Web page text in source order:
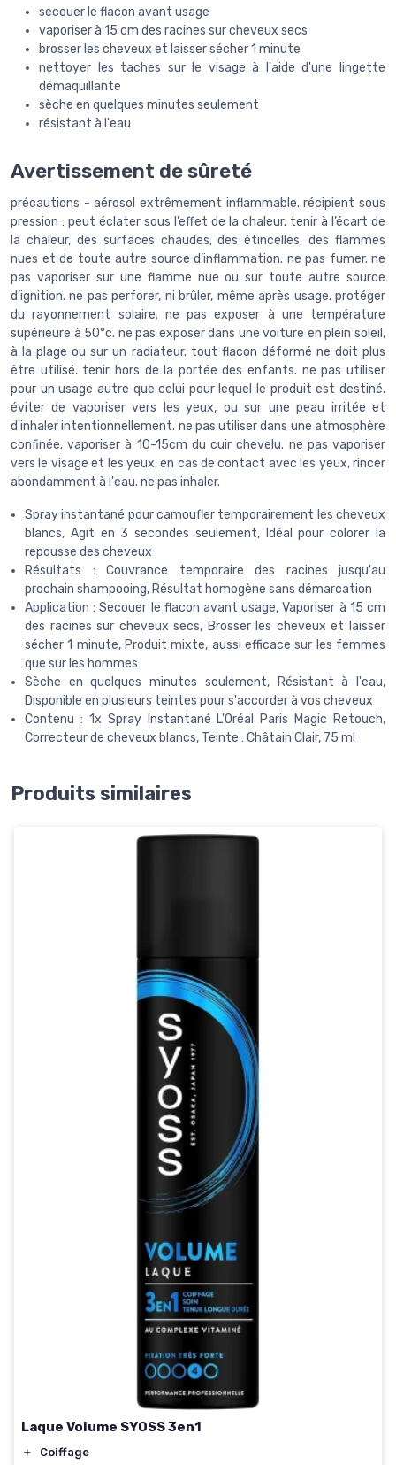
secouer le flacon avant usage
vaporiser à 15 cm des racines sur cheveux secs
brosser les cheveux et laisser sécher 1 minute
nettoyer les taches sur le visage à l'aide d'une lingette
démaquillante
sèche en quelques minutes seulement
résistant à l'eau
Avertissement de sûreté
précautions - aérosol extrêmement inflammable. récipient sous
pression : peut éclater sous l’effet de la chaleur. tenir à l’écart de
la chaleur, des surfaces chaudes, des étincelles, des flammes
nues et de toute autre source d’inflammation. ne pas fumer. ne
pas vaporiser sur une flamme nue ou sur toute autre source
d’ignition. ne pas perforer, ni brûler, même après usage. protéger
du rayonnement solaire. ne pas exposer à une température
supérieure à 50°c. ne pas exposer dans une voiture en plein soleil,
à la plage ou sur un radiateur. tout flacon déformé ne doit plus
être utilisé. tenir hors de la portée des enfants. ne pas utiliser
pour un usage autre que celui pour lequel le produit est destiné.
éviter de vaporiser vers les yeux, ou sur une peau irritée et
d'inhaler intentionnellement. ne pas utiliser dans une atmosphère
confinée. vaporiser à 10-15cm du cuir chevelu. ne pas vaporiser
vers le visage et les yeux. en cas de contact avec les yeux, rincer
abondamment à l'eau. ne pas inhaler.
Spray instantané pour camoufler temporairement les cheveux
blancs, Agit en 3 secondes seulement, Idéal pour colorer la
repousse des cheveux
Résultats : Couvrance temporaire des racines jusqu'au
prochain shampooing, Résultat homogène sans démarcation
Application : Secouer le flacon avant usage, Vaporiser à 15 cm
des racines sur cheveux secs, Brosser les cheveux et laisser
sécher 1 minute, Produit mixte, aussi efficace sur les femmes
que sur les hommes
Sèche en quelques minutes seulement, Résistant à l'eau,
Disponible en plusieurs teintes pour s'accorder à vos cheveux
Contenu : 1x Spray Instantané L'Oréal Paris Magic Retouch,
Correcteur de cheveux blancs, Teinte : Châtain Clair, 75 ml
Produits similaires
Laque Volume SYOSS 3en1
＋ Coiffage